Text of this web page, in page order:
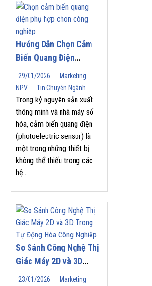
Hướng Dẫn Chọn Cảm
Biến Quang Điện
(Photoelectric Sensor)
Phù Hợp Cho Tự Động
Hóa Công Nghiệp
29/01/2026
Marketing
NPV
Tin Chuyên Ngành
Trong kỷ nguyên sản xuất
thông minh và nhà máy số
hóa, cảm biến quang điện
(photoelectric sensor) là
một trong những thiết bị
không thể thiếu trong các
hệ...
So Sánh Công Nghệ Thị
Giác Máy 2D và 3D
Trong Tự Động Hóa
23/01/2026 Marketing